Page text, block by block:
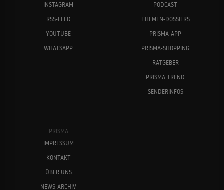
INSTAGRAM
RSS-FEED
YOUTUBE
WHATSAPP
PODCAST
THEMEN-DOSSIERS
PRISMA-APP
PRISMA-SHOPPING
RATGEBER
PRISMA TREND
SENDERINFOS
PRISMA
IMPRESSUM
KONTAKT
ÜBER UNS
NEWS-ARCHIV